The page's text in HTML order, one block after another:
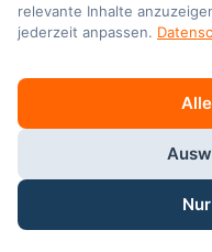
ÖFFNUNGSZEITEN
VERKAUF
Sa:
SERVICE
07:30 – 18:00 Uhr
Sa:08:00 – 13:00 Uhr
relevante Inhalte
jederzeit anpassen.